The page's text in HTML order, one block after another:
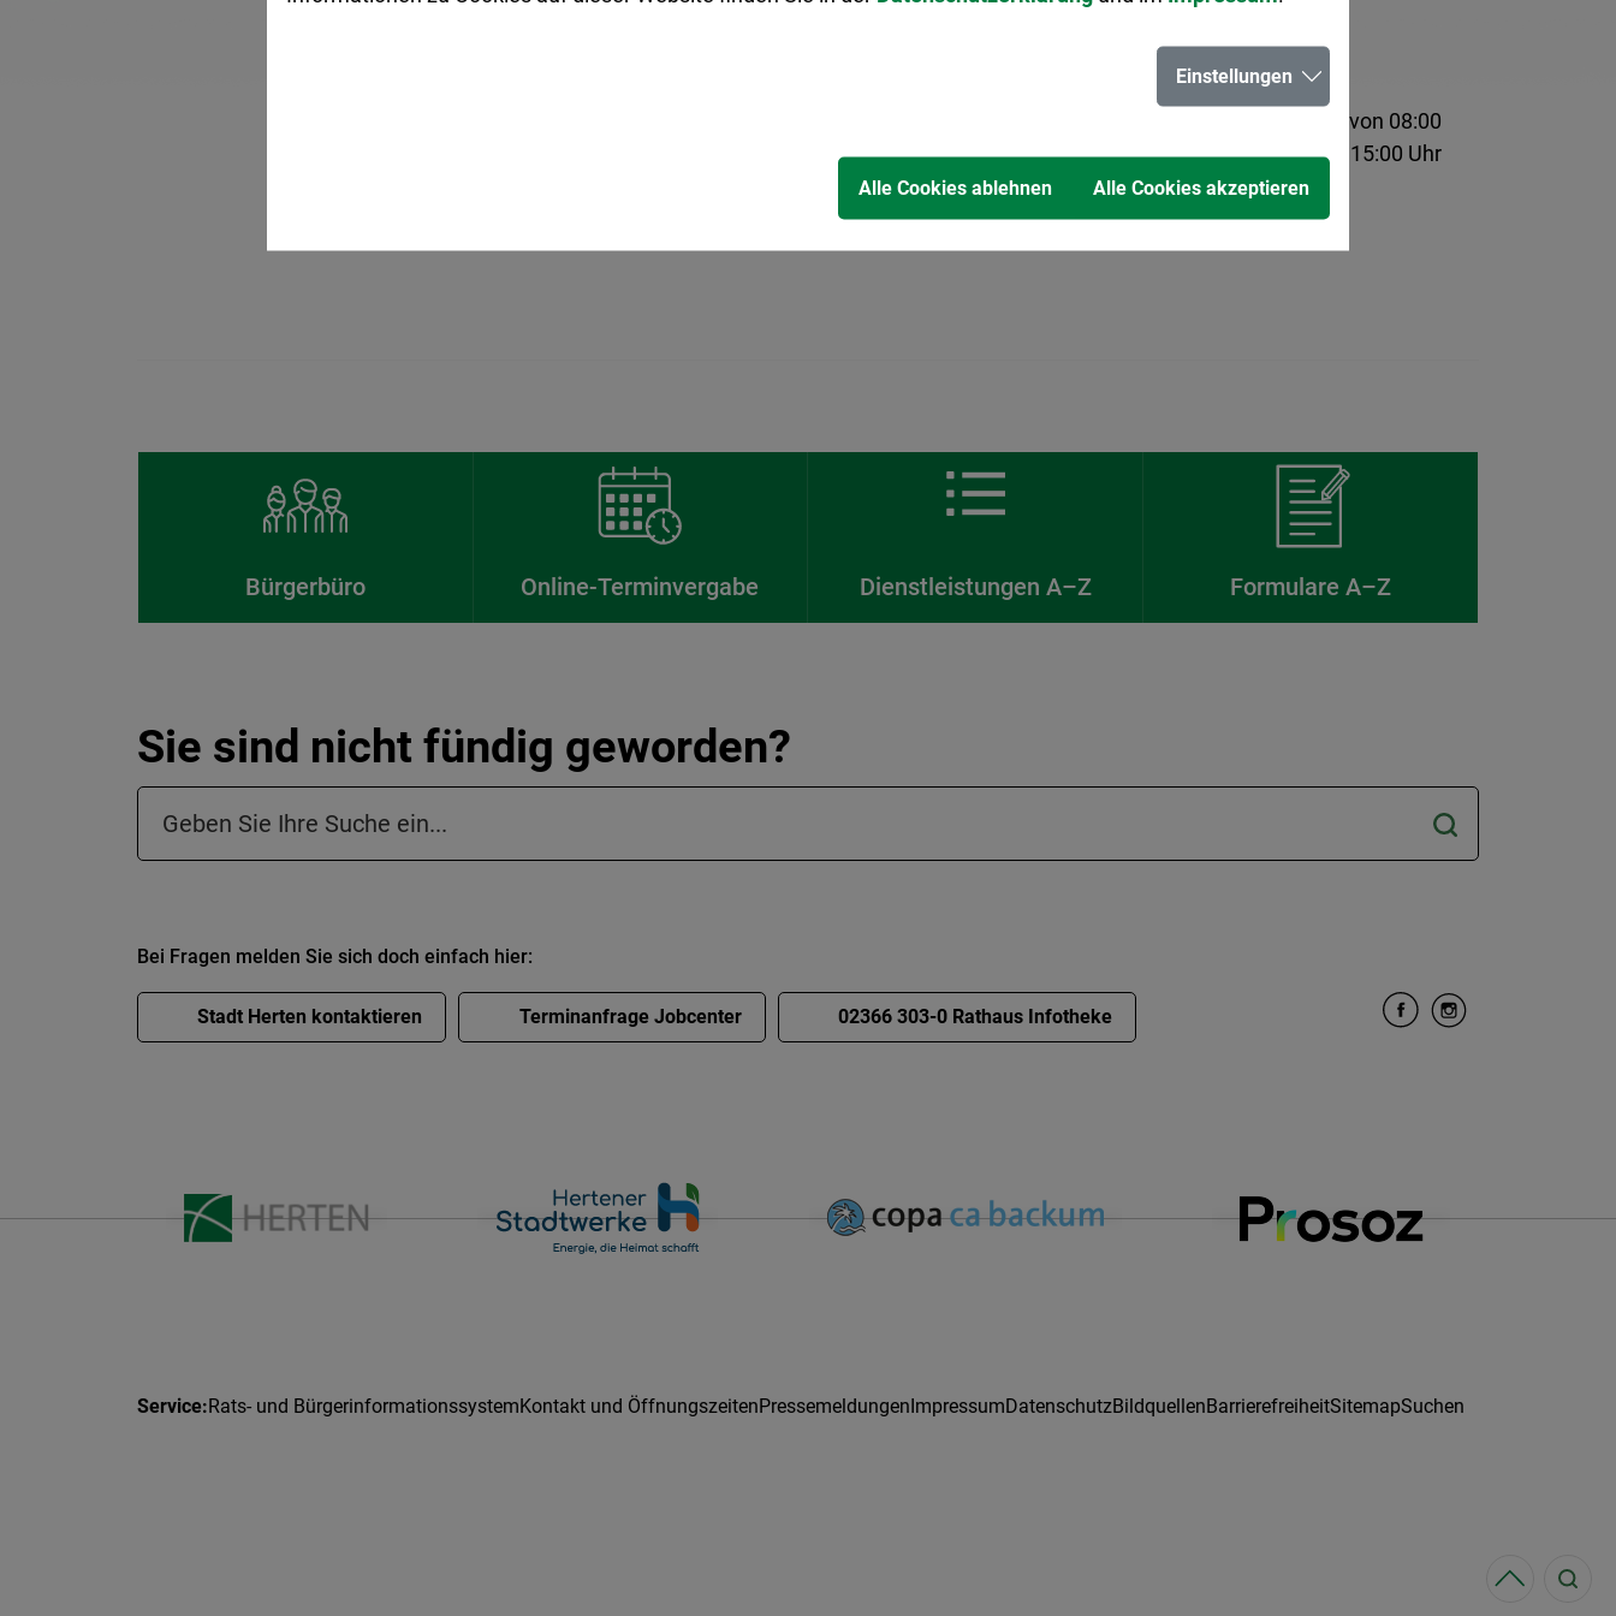
Ihre Ansprechperson ist telefonisch Montag bis Freitag von 08:00
bis 09:00 Uhr und Montag bis Donnerstag von 14:00 bis 15:00 Uhr
erreichbar.
Bürgerbüro Online-Terminvergabe Dienstleistungen A–Z Formulare A–Z
Sie sind nicht fündig geworden?
Suchfeld in der Fußzeile
Bei Fragen melden Sie sich doch einfach hier:
Stadt Herten kontaktieren Terminanfrage Jobcenter 02366 303-0 Rathaus Infotheke
Rats- und BürgerinformationssystemKontakt und ÖffnungszeitenPressemeldungenImpressumDatenschutzBildquellenBarrierefreiheitSitemapSuchen
Einstellungen
Alle Cookies ablehnen Alle Cookies akzeptieren